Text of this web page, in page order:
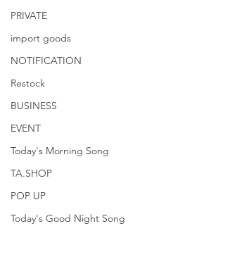
PRIVATE
import goods
NOTIFICATION
Restock
BUSINESS
EVENT
Today's Morning Song
TA.SHOP
POP UP
Today's Good Night Song